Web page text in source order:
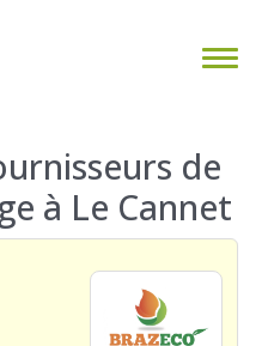
de
à Le Cannet